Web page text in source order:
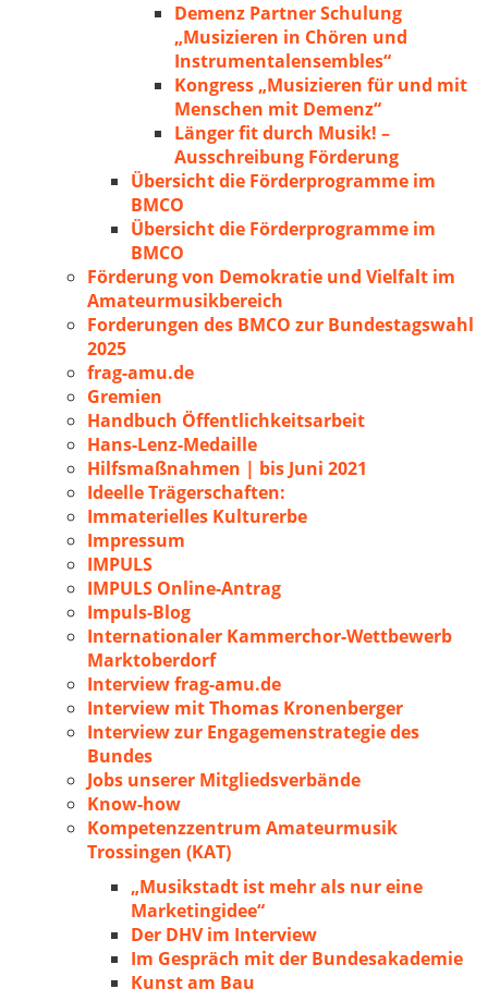
Demenz Partner Schulung
„Musizieren in Chören und
Instrumentalensembles“
Kongress „Musizieren für und mit
Menschen mit Demenz“
Länger fit durch Musik! –
Ausschreibung Förderung
Übersicht die Förderprogramme im
BMCO
Übersicht die Förderprogramme im
BMCO
Förderung von Demokratie und Vielfalt im
Amateurmusikbereich
Forderungen des BMCO zur Bundestagswahl
2025
frag-amu.de
Gremien
Handbuch Öffentlichkeitsarbeit
Hans-Lenz-Medaille
Hilfsmaßnahmen | bis Juni 2021
Ideelle Trägerschaften:
Immaterielles Kulturerbe
Impressum
IMPULS
IMPULS Online-Antrag
Impuls-Blog
Internationaler Kammerchor-Wettbewerb
Marktoberdorf
Interview frag-amu.de
Interview mit Thomas Kronenberger
Interview zur Engagemenstrategie des
Bundes
Jobs unserer Mitgliedsverbände
Know-how
Kompetenzzentrum Amateurmusik
Trossingen (KAT)
„Musikstadt ist mehr als nur eine
Marketingidee“
Der DHV im Interview
Im Gespräch mit der Bundesakademie
Kunst am Bau